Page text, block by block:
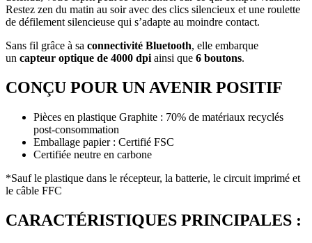
Restez zen du matin au soir avec des clics silencieux et une roulette
de défilement silencieuse qui s’adapte au moindre contact.
Sans fil grâce à sa connectivité Bluetooth, elle embarque
un capteur optique de 4000 dpiainsi que 6 boutons.
CONÇU POUR UN AVENIR POSITIF
Pièces en plastique Graphite : 70% de matériaux recyclés
post-consommation
Emballage papier : Certifié FSC
Certifiée neutre en carbone
*Sauf le plastique dans le récepteur, la batterie, le circuit imprimé et
le câble FFC
CARACTÉRISTIQUES PRINCIPALES :